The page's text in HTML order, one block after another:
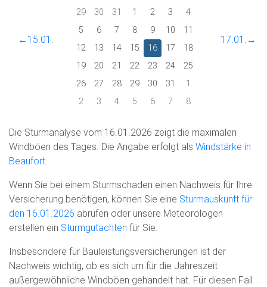
←15.01.
29
30 31 1 2 3
4
5
6 7 8 9 10
11
12
13 14 15 16 17
18
19
20 21 22 23 24
25
26
27 28 29 30 31
1
2
3 4 5 6 7 8
17.01.→
Die Sturmanalyse vom 16.01.2026 zeigt die maximalen
Windböen des Tages. Die Angabe erfolgt als Windstärke in
Beaufort
Wenn Sie bei einem Sturmschaden einen Nachweis für Ihre
Versicherung benötigen, können Sie eine Sturmauskunft für
den 16.01.2026 abrufen oder unsere Meteorologen
erstellen ein Sturmgutachten für Sie.
Insbesondere für Bauleistungsversicherungen ist der
Nachweis wichtig, ob es sich um für die Jahreszeit
außergewöhnliche Windböen gehandelt hat. Für diesen Fall